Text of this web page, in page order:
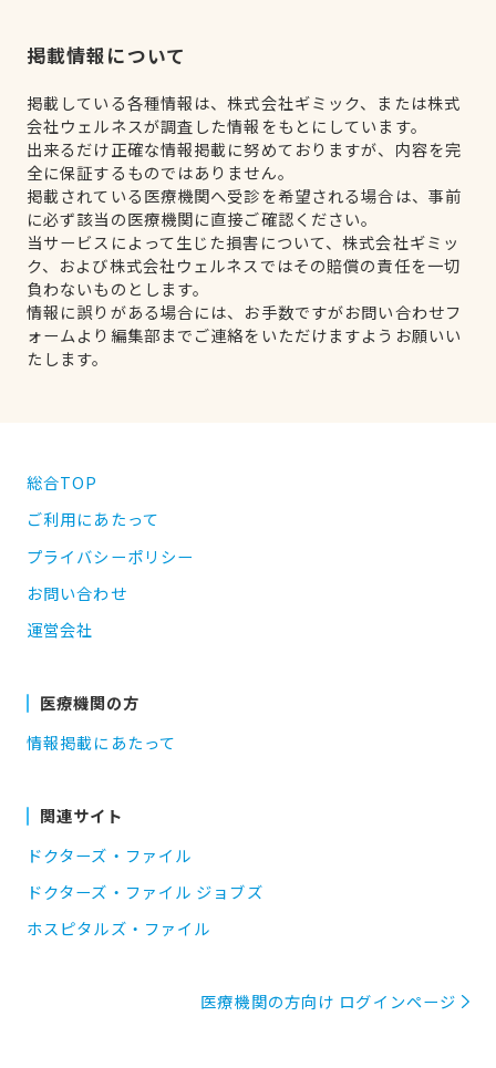
掲載情報について
掲載している各種情報は、株式会社ギミック、または株式
会社ウェルネスが調査した情報をもとにしています。
出来るだけ正確な情報掲載に努めておりますが、内容を完
全に保証するものではありません。
掲載されている医療機関へ受診を希望される場合は、事前
に必ず該当の医療機関に直接ご確認ください。
当サービスによって生じた損害について、株式会社ギミッ
ク、および株式会社ウェルネスではその賠償の責任を一切
負わないものとします。
情報に誤りがある場合には、お手数ですがお問い合わせフ
ォームより編集部までご連絡をいただけますようお願いい
たします。
総合TOP
ご利用にあたって
プライバシーポリシー
お問い合わせ
運営会社
医療機関の方
情報掲載にあたって
関連サイト
ドクターズ・ファイル
ドクターズ・ファイル ジョブズ
ホスピタルズ・ファイル
医療機関の方向け ログインページ